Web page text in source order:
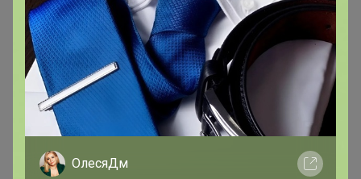
Скидка
69р
Детские трусы для
мальчика ЦВЕТНЫЕ
Скидка
69р
Детские трусы для
мальчика РОБОТЫ НА
ОлесяДм